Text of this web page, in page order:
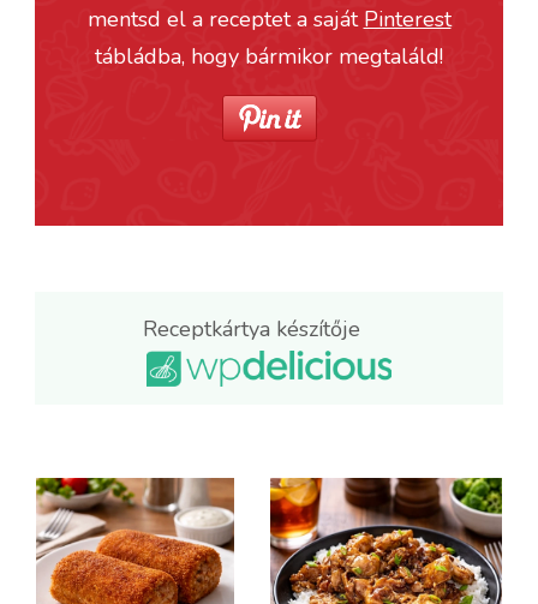
mentsd el a receptet a saját Pinterest
tábládba, hogy bármikor megtaláld!
Receptkártya készítője